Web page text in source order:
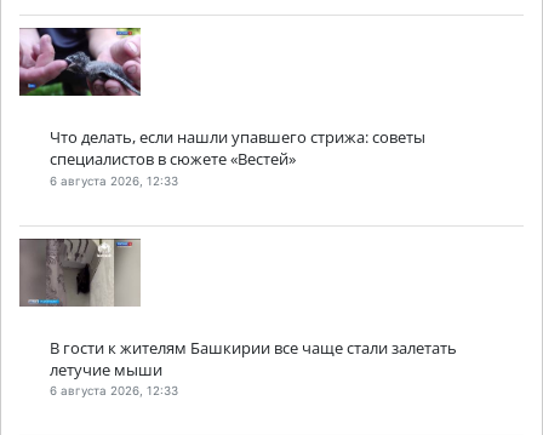
Что делать, если нашли упавшего стрижа: советы
специалистов в сюжете «Вестей»
6 августа 2026, 12:33
В гости к жителям Башкирии все чаще стали залетать
летучие мыши
6 августа 2026, 12:33